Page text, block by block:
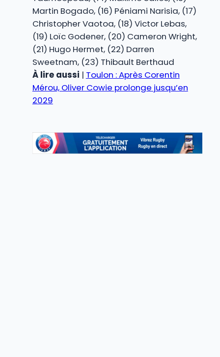
Martin Bogado, (16) Péniami Narisia, (17)
Christopher Vaotoa, (18) Victor Lebas,
(19) Loïc Godener, (20) Cameron Wright,
(21) Hugo Hermet, (22) Darren
Sweetnam, (23) Thibault Berthaud
À lire aussi | Toulon : Après Corentin
Mérou, Oliver Cowie prolonge jusqu’en
2029